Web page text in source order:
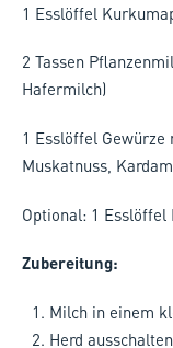
1 Esslöffel
2 Tassen
Hafermilch)
1 Esslöffel Gewürze
Muskatnuss,
Optional: 1
Zubereitung:
Milch in einem
Herd